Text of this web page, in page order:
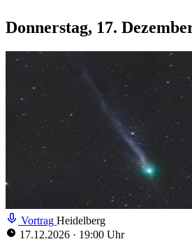
Donnerstag, 17.
Vortrag Heidelberg
17.12.2026 · 19:00 Uhr